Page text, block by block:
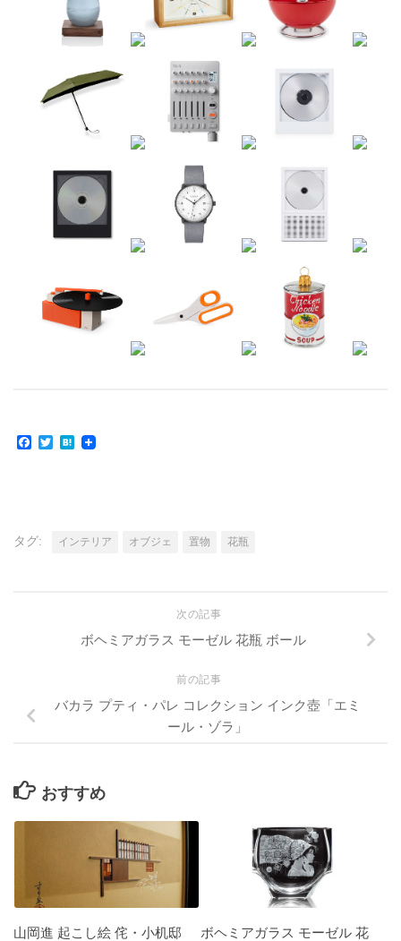
Facebook
TwitterHatena
タグ: インテリア オブジェ 置物 花瓶
次の記事
ボヘミアガラス モーゼル 花瓶 ボール
前の記事
バカラ プティ・パレ コレクション インク壺「エミ
ール・ゾラ」
おすすめ
山岡進 起こし絵 侘・小机邸
ボヘミアガラス モーゼル 花